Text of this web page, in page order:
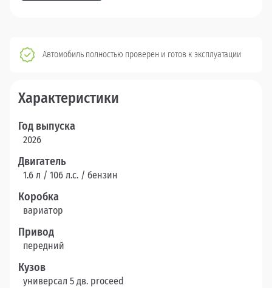
Автомобиль полностью проверен и готов к эксплуатации
Характеристики
Год выпуска
2026
Двигатель
1.6 л / 106 л.c. / бензин
Коробка
вариатор
Привод
передний
Кузов
универсал 5 дв. proceed